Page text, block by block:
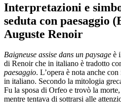
Interpretazioni e
seduta con paesaggio
Auguste Renoir
Baigneuse assise dans un paysage è
di Renoir che in italiano è tradotto
paesaggio. L’opera è nota anche
in italiano. Secondo la mitologia
Fu la sposa di Orfeo e trovò la
mentre tentava di sottrarsi alle